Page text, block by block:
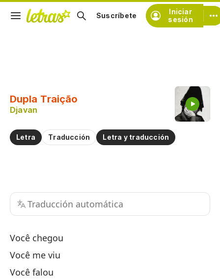
Iniciar
sesión
Suscríbete
Dupla Traição
Djavan
Letra Traducción Letra y traducción
Traducción automática
Você chegou
Você me viu
Você falou
Practicar la pronunciación de